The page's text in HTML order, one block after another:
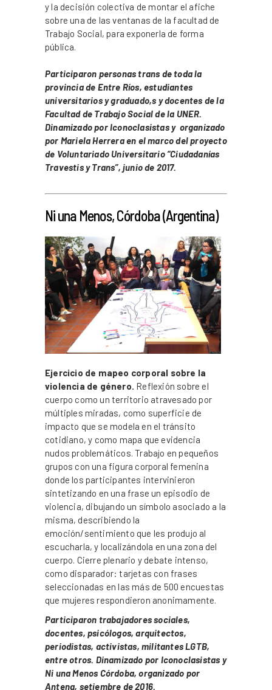
y la decisión colectiva de montar el afiche
sobre una de las ventanas de la facultad de
Trabajo Social, para exponerla de forma
pública.
Participaron personas trans de toda la
provincia de Entre Ríos, estudiantes
universitarios y graduado,s y docentes de la
Facultad de Trabajo Social de la UNER.
Dinamizado por Iconoclasistas y organizado
por Mariela Herrera en el marco del proyecto
de Voluntariado Universitario “Ciudadanías
Travestis y Trans”, junio de 2017.
Ni una Menos, Córdoba (Argentina)
Ejercicio de mapeo corporal sobre la
violencia de género. Reflexión sobre el
cuerpo como un territorio atravesado por
múltiples miradas, como superficie de
impacto que se modela en el tránsito
cotidiano, y como mapa que evidencia
nudos problemáticos. Trabajo en pequeños
grupos con una figura corporal femenina
donde los participantes intervinieron
sintetizando en una frase un episodio de
violencia, dibujando un símbolo asociado a la
misma, describiendo la
emoción/sentimiento que les produjo al
escucharla, y localizándola en una zona del
cuerpo. Cierre plenario y debate intenso,
como disparador: tarjetas con frases
seleccionadas en las más de 500 encuestas
que mujeres respondieron anonimamente.
Participaron trabajadores sociales,
docentes, psicólogos, arquitectos,
periodistas, activistas, militantes LGTB,
entre otros. Dinamizado por Iconoclasistas y
Ni una Menos Córdoba, organizado por
Antena, setiembre de 2016.